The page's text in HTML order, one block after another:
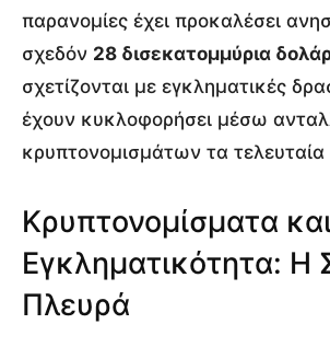
παρανομίες έχει προκαλέσει
σχεδόν 28 δισεκατομμύρια
σχετίζονται με εγκληματικές
έχουν κυκλοφορήσει μέσω
κρυπτονομισμάτων τα τελευταία
Κρυπτονομίσματα
Εγκληματικότητα: Η
Πλευρά